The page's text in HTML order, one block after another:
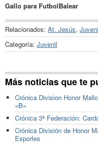
Gallo para FutbolBalear
Relacionados: At. Jesús,
Categoría: Juvenil
Más noticias que te
Crónica Division Honor
«B»
Crónica 3ª Federación:
Crónica División de Honor
Esporles